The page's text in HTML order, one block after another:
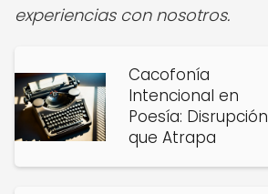
experiencias con nosotros.
Cacofonía
Intencional en
Poesía: Disrupción
que Atrapa